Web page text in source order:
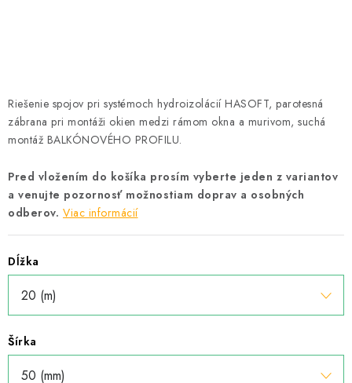
Riešenie spojov pri systémoch hydroizolácií HASOFT, parotesná
zábrana pri montáži okien medzi rámom okna a murivom, suchá
montáž BALKÓNOVÉHO PROFILU.
Pred vložením do košíka prosím vyberte jeden z variantov
a venujte pozornosť možnostiam doprav a osobných
odberov. Viac informácií
Dĺžka
Šírka